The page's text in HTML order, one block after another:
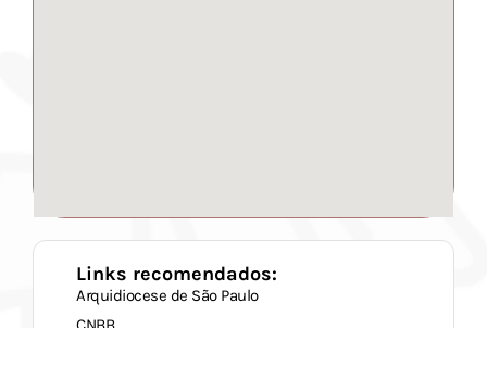
Links recomendados:
Arquidiocese de São Paulo
CNBB